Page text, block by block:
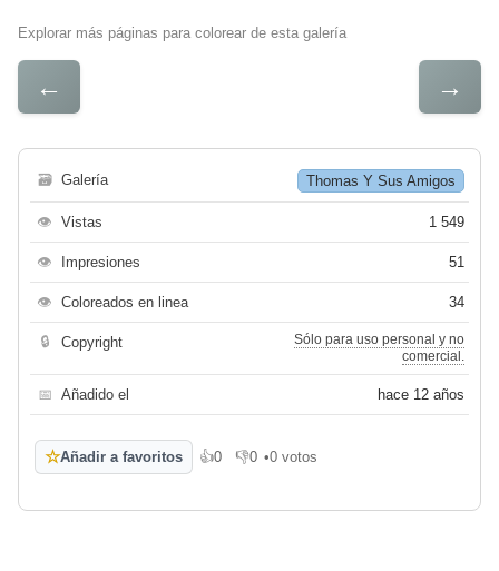
Explorar más páginas para colorear de esta galería
← →
🗃 Galería Thomas Y Sus Amigos
👁 Vistas 1 549
👁 Impresiones 51
👁 Coloreados en linea 34
🔒 Copyright
Sólo para uso personal y no
comercial.
📅 Añadido el hace 12 años
☆Añadir a favoritos 👍0
Me gusta
👎0
No me gusta
•0 votos